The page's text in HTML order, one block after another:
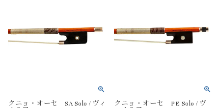
クニョ・オーセ SA Solo / ヴィ
クニョ・オーセ PE Solo / ヴ